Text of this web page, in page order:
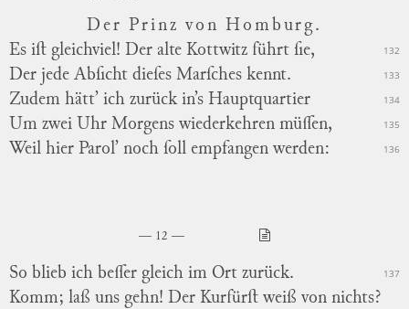
Der Prinz von Homburg.
Es iſt gleichviel! Der alte Kottwitz führt ſie,
132
Der jede Abſicht dieſes Marſches kennt. 133
Zudem hätt’ ich zurück in’s Hauptquartier 134
Um zwei Uhr Morgens wiederkehren müſſen, 135
Weil hier Parol’ noch ſoll empfangen werden: 136
12
So blieb ich beſſer gleich im Ort zurück. 137
Komm; laß uns gehn! Der Kurfürſt weiß von nichts?